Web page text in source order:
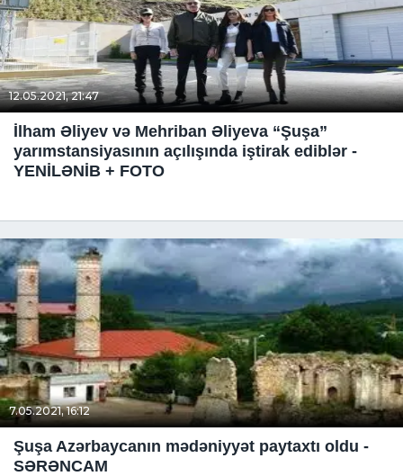
12.05.2021, 21:47
İlham Əliyev və Mehriban Əliyeva “Şuşa”
yarımstansiyasının açılışında iştirak ediblər -
YENİLƏNİB + FOTO
7.05.2021, 16:12
Şuşa Azərbaycanın mədəniyyət paytaxtı oldu -
SƏRƏNCAM